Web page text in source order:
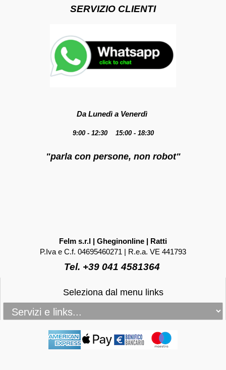
SERVIZIO CLIENTI
Da Lunedì a Venerdì
9:00 - 12:30 15:00 - 18:30
"parla con persone, non robot"
Felm s.r.l | Gheginonline | Ratti
P.Iva e C.f. 04695460271 | R.e.a. VE 441793
Tel. +39 041 4581364
Seleziona dal menu links